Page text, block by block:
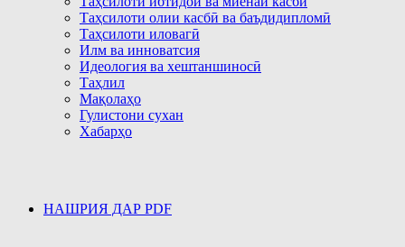
Таҳсилоти олии касбӣ ва баъдидипломӣ
Таҳсилоти иловагӣ
Илм ва инноватсия
Идеология ва хештаншиносӣ
Таҳлил
Мақолаҳо
Гулистони сухан
Хабарҳо
НАШРИЯ ДАР PDF